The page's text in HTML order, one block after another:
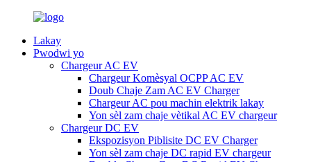
Lakay
Pwodwi yo
Chargeur AC EV
Chargeur Komèsyal OCPP AC EV
Doub Chaje Zam AC EV Charger
Chargeur AC pou machin elektrik lakay
Yon sèl zam chaje vètikal AC EV chargeur
Chargeur DC EV
Ekspozisyon Piblisite DC EV Charger
Yon sèl zam chaje DC rapid EV chargeur